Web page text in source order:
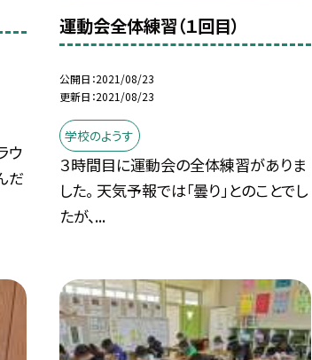
ウ
だ
運動会全体練習（１回目）
公開日 2021/08/23
更新日 2021/08/23
学校のようす
３時間目に運動会の全体練習がありま
した。 天気予報では「曇り」とのことでし
たが、...